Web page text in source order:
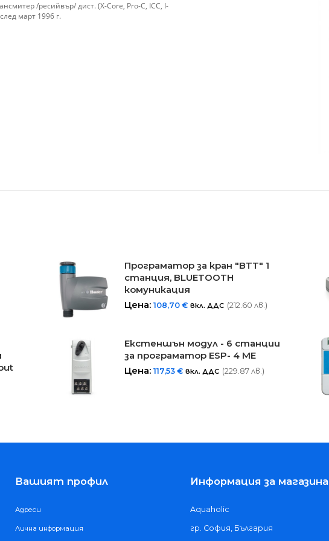
/ресийвър/ дист. (X-Core, Pro-C, ICC, I-
март 1996 г.
Програматор за кран "BTT" 1
станция, BLUETOOTH
комуникация
Цена: 108,70 € вкл. ДДС (212.60 лв.)
Екстеншън модул - 6 станции
за програматор ESP- 4 ME
Цена: 117,53 € вкл. ДДС (229.87 лв.)
Вашият профил
Адреси
Лична информация
Информация за магазина
Aquaholic
гр. София, България